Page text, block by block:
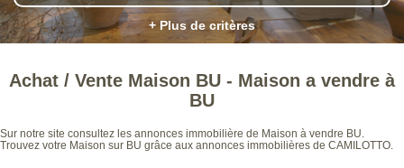
+ Plus de critères
Achat / Vente Maison BU - Maison a vendre à
BU
Sur notre site consultez les annonces immobilière de Maison à vendre BU.
Trouvez votre Maison sur BU grâce aux annonces immobilières de CAMILOTTO.